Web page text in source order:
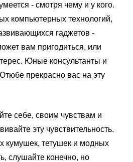
- смотря чему и у кого.
компьютерных технологий,
гаджетов -
вам пригодиться, или
Юные консультанты и
прекрасно вас на эту
себе, своим чувствам и
эту чувствительность.
кумушек, тетушек и модных
слушайте конечно, но